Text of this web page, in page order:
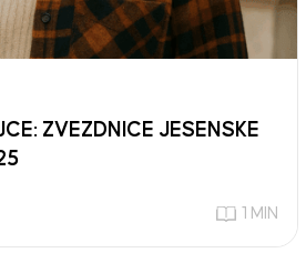
ZVEZDNICE JESENSKE
1 MIN